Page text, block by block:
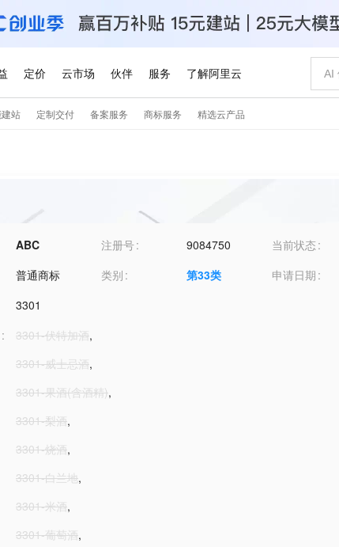
ABC 注册号 9084750 当前状态
普通商标 类别 第33类 申请日期
3301
3301-伏特加酒,
3301-威士忌酒,
3301-果酒(含酒精),
3301-梨酒,
3301-烧酒,
3301-白兰地,
3301-米酒,
3301-葡萄酒,